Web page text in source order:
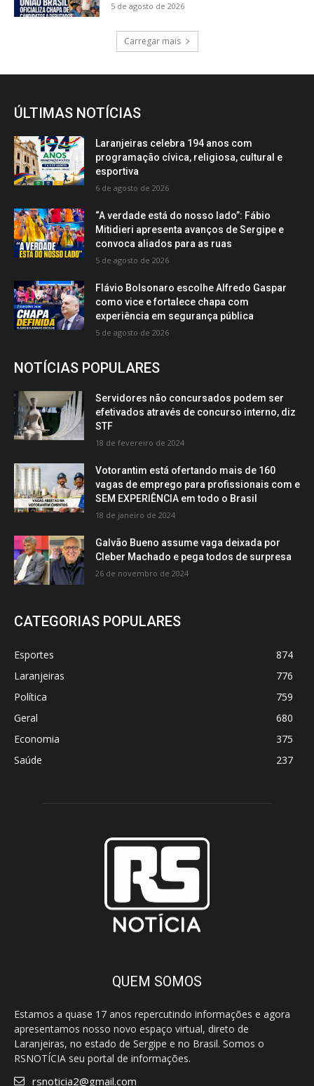
5 de agosto de 2026
Carregar mais
ÚLTIMAS NOTÍCIAS
Laranjeiras celebra 194 anos com
programação cívica, religiosa, cultural e
esportiva
6 de agosto de 2026
“A verdade está do nosso lado”: Fábio
Mitidieri apresenta avanços de Sergipe e
convoca aliados para as ruas
5 de agosto de 2026
Flávio Bolsonaro escolhe Alfredo Gaspar
como vice e fortalece chapa com
experiência em segurança pública
5 de agosto de 2026
NOTÍCIAS POPULARES
Servidores não concursados podem ser
efetivados através de concurso interno, diz
STF
18 de fevereiro de 2024
Votorantim está ofertando mais de 160
vagas de emprego para profissionais com e
SEM EXPERIÊNCIA em todo o Brasil
18 de janeiro de 2024
Galvão Bueno assume vaga deixada por
Cleber Machado e pega todos de surpresa
26 de novembro de 2024
CATEGORIAS POPULARES
Esportes
874
Laranjeiras
776
Política
759
Geral
680
Economia
375
Saúde
237
QUEM SOMOS
Estamos a quase 17 anos repercutindo informações e agora
apresentamos nosso novo espaço virtual, direto de
Laranjeiras, no estado de Sergipe e no Brasil. Somos o
RSNOTÍCIA seu portal de informações.
rsnoticia2@gmail.com